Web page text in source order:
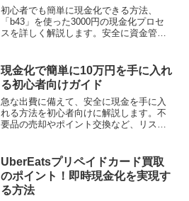
初心者でも簡単に現金化できる方法、
「b43」を使った3000円の現金化プロセ
スを詳しく解説します。安全に資金管理
現金化で簡単に10万円を手に入れ
る初心者向けガイド
急な出費に備えて、安全に現金を手に入
れる方法を初心者向けに解説します。不
要品の売却やポイント交換など、リスク
UberEatsプリペイドカード買取
のポイント！即時現金化を実現す
る方法